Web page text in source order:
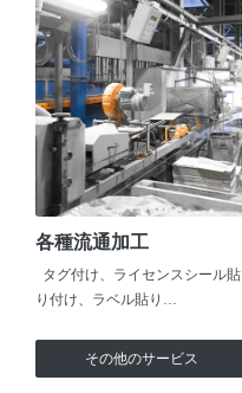
各種流通加工
タグ付け、ライセンスシール貼
り付け、ラベル貼り…
その他のサービス